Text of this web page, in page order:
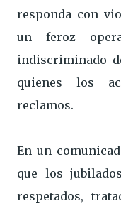
responda con
un feroz
indiscriminado
quienes los
reclamos.
En un
que los
respetados,